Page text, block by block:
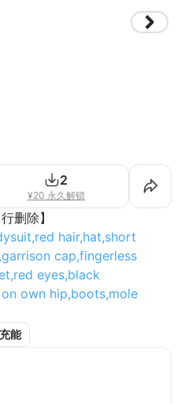
2
¥20 永久解锁
删除】
hair,hat,short
cap,fingerless
eyes,black
own hip,boots,mole
生图底模，使用参数请看下
数生图模型】参数推荐：
充能